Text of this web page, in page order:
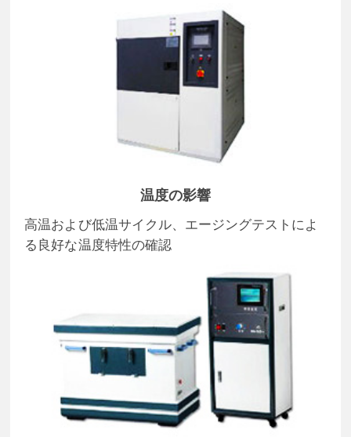
温度の影響
高温および低温サイクル、エージングテストによ
る良好な温度特性の確認